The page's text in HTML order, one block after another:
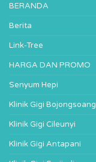
BERANDA
Berita
Link-Tree
HARGA DAN PROMO
Senyum Hepi
Klinik Gigi Bojongsoang
Klinik Gigi Cileunyi
Klinik Gigi Antapani